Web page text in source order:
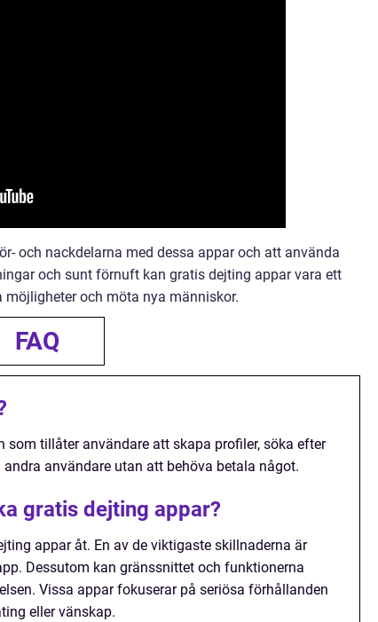
och nackdelarna med dessa appar och att använda
och sunt förnuft kan gratis dejting appar vara ett
och möta nya människor.
FAQ
tillåter användare att skapa profiler, söka efter
användare utan att behöva betala något.
gratis dejting appar?
appar åt. En av de viktigaste skillnaderna är
Dessutom kan gränssnittet och funktionerna
Vissa appar fokuserar på seriösa förhållanden
eller vänskap.